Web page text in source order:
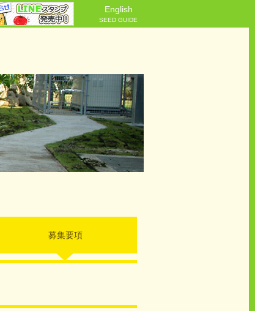
English
SEED GUIDE
募集要項